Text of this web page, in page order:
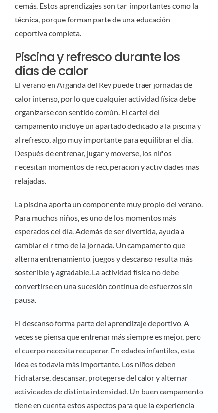
demás. Estos aprendizajes son tan importantes como la
técnica, porque forman parte de una educación
deportiva completa.
Piscina y refresco durante los
días de calor
El verano en Arganda del Rey puede traer jornadas de
calor intenso, por lo que cualquier actividad física debe
organizarse con sentido común. El cartel del
campamento incluye un apartado dedicado a la piscina y
al refresco, algo muy importante para equilibrar el día.
Después de entrenar, jugar y moverse, los niños
necesitan momentos de recuperación y actividades más
relajadas.
La piscina aporta un componente muy propio del verano.
Para muchos niños, es uno de los momentos más
esperados del día. Además de ser divertida, ayuda a
cambiar el ritmo de la jornada. Un campamento que
alterna entrenamiento, juegos y descanso resulta más
sostenible y agradable. La actividad física no debe
convertirse en una sucesión continua de esfuerzos sin
pausa.
El descanso forma parte del aprendizaje deportivo. A
veces se piensa que entrenar más siempre es mejor, pero
el cuerpo necesita recuperar. En edades infantiles, esta
idea es todavía más importante. Los niños deben
hidratarse, descansar, protegerse del calor y alternar
actividades de distinta intensidad. Un buen campamento
tiene en cuenta estos aspectos para que la experiencia